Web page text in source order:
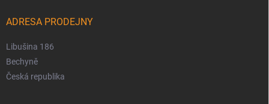
ADRESA PRODEJNY
Libušina 186
Bechyně
Česká republika